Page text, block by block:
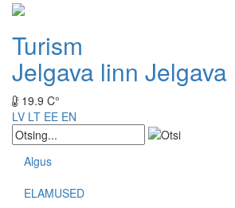
Turism
Jelgava linn Jelgava
19.9 C°
LV LT EE EN
Algus
ELAMUSED